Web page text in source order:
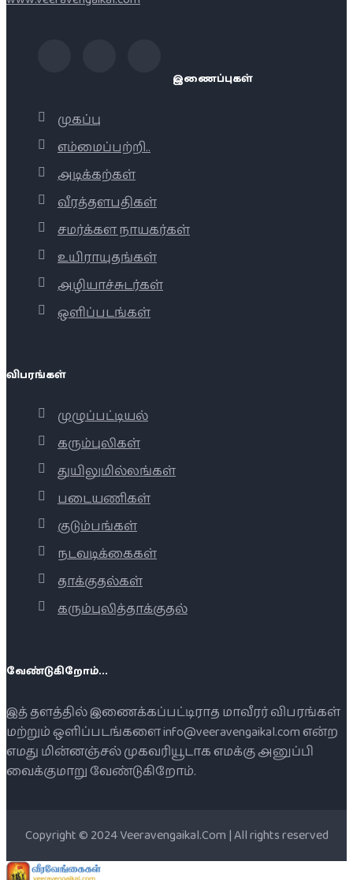
இணைப்புகள்
முகப்பு
எம்மைப்பற்றி..
அடிக்கற்கள்
வீரத்தளபதிகள்
சமர்க்கள நாயகர்கள்
உயிராயுதங்கள்
அழியாச்சுடர்கள்
ஒளிப்படங்கள்
விபரங்கள்
முழுப்பட்டியல்
கரும்புலிகள்
துயிலுமில்லங்கள்
படையணிகள்
குடும்பங்கள்
நடவடிக்கைகள்
தாக்குதல்கள்
கரும்புலித்தாக்குதல்
வேண்டுகிறோம்...
இத் தளத்தில் இணைக்கப்பட்டிராத மாவீரர் விபரங்கள்
மற்றும் ஒளிப்படங்களை info@veeravengaikal.com என்ற
எமது மின்னஞ்சல் முகவரியூடாக எமக்கு அனுப்பி
வைக்குமாறு வேண்டுகிறோம்.
Copyright © 2024 Veeravengaikal.Com | All rights reserved